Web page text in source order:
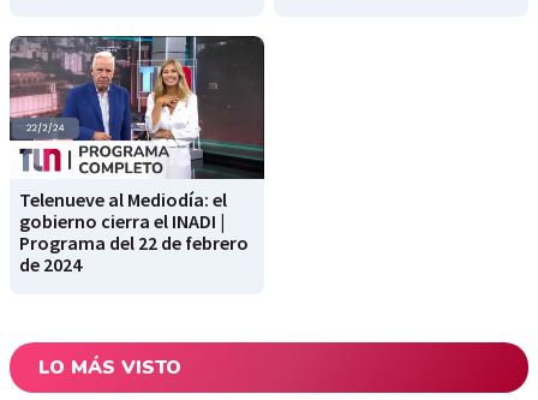
Telenueve al Mediodía: el
gobierno cierra el INADI |
Programa del 22 de febrero
de 2024
LO MÁS VISTO